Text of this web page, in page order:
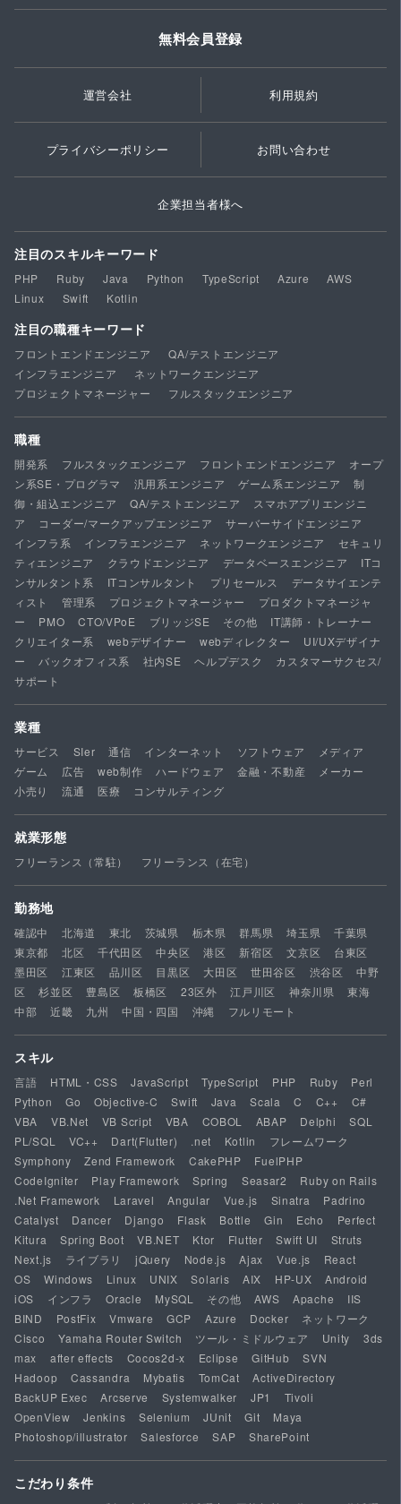
無料会員登録
運営会社 利用規約
プライバシーポリシー お問い合わせ
企業担当者様へ
注目のスキルキーワード
PHP Ruby Java Python TypeScript Azure
AWS
Linux
Swift Kotlin
注目の職種キーワード
フロントエンドエンジニア
QA/テストエンジニア
インフラエンジニア
ネットワークエンジニア
プロジェクトマネージャー
フルスタックエンジニア
職種
開発系 フルスタックエンジニア フロントエンドエンジニア
オープ
ン系SE・プログラマ
汎用系エンジニア ゲーム系エンジニア
制
御・組込エンジニア
QA/テストエンジニア
スマホアプリエンジニ
ア
コーダー/マークアップエンジニア
サーバーサイドエンジニア
インフラ系
インフラエンジニア ネットワークエンジニア
セキュリ
ティエンジニア
クラウドエンジニア データベースエンジニア
ITコ
ンサルタント系
ITコンサルタント プリセールス
データサイエンテ
ィスト
管理系 プロジェクトマネージャー
プロダクトマネージャ
ー
PMO CTO/VPoE ブリッジSE その他
IT講師・トレーナー
クリエイター系
webデザイナー webディレクター
UI/UXデザイナ
ー
バックオフィス系 社内SE ヘルプデスク
カスタマーサクセス/
サポート
業種
サービス SIer 通信 インターネット ソフトウェア
メディア
ゲーム
広告 web制作 ハードウェア 金融・不動産
メーカー
小売り
流通 医療 コンサルティング
就業形態
フリーランス（常駐） フリーランス（在宅）
勤務地
確認中 北海道 東北 茨城県 栃木県 群馬県 埼玉県
千葉県
東京都
北区 千代田区 中央区 港区 新宿区 文京区
台東区
墨田区
江東区 品川区 目黒区 大田区 世田谷区 渋谷区
中野
区
杉並区 豊島区 板橋区 23区外 江戸川区 神奈川県
東海
中部
近畿 九州 中国・四国 沖縄 フルリモート
スキル
言語 HTML・CSS JavaScript TypeScript PHP Ruby
Perl
Python
Go Objective-C Swift Java Scala C C++
C#
VBA
VB.Net VB Script VBA COBOL ABAP Delphi
SQL
PL/SQL
VC++ Dart(Flutter) .net Kotlin
フレームワーク
Symphony
Zend Framework CakePHP
FuelPHP
CodeIgniter
Play Framework Spring Seasar2
Ruby on Rails
.Net Framework
Laravel Angular Vue.js Sinatra
Padrino
Catalyst
Dancer Django Flask Bottle Gin Echo
Perfect
Kitura
Spring Boot VB.NET Ktor Flutter Swift UI
Struts
Next.js
ライブラリ jQuery Node.js Ajax Vue.js
React
OS
Windows Linux UNIX Solaris AIX HP-UX
Android
iOS
インフラ Oracle MySQL その他 AWS Apache
IIS
BIND
PostFix Vmware GCP Azure Docker
ネットワーク
Cisco
Yamaha Router Switch ツール・ミドルウェア Unity
3ds
max
after effects Cocos2d-x Eclipse GitHub
SVN
Hadoop
Cassandra Mybatis TomCat
ActiveDirectory
BackUP Exec
Arcserve Systemwalker JP1
Tivoli
OpenView
Jenkins Selenium JUnit Git
Maya
Photoshop/illustrator
Salesforce SAP SharePoint
こだわり条件